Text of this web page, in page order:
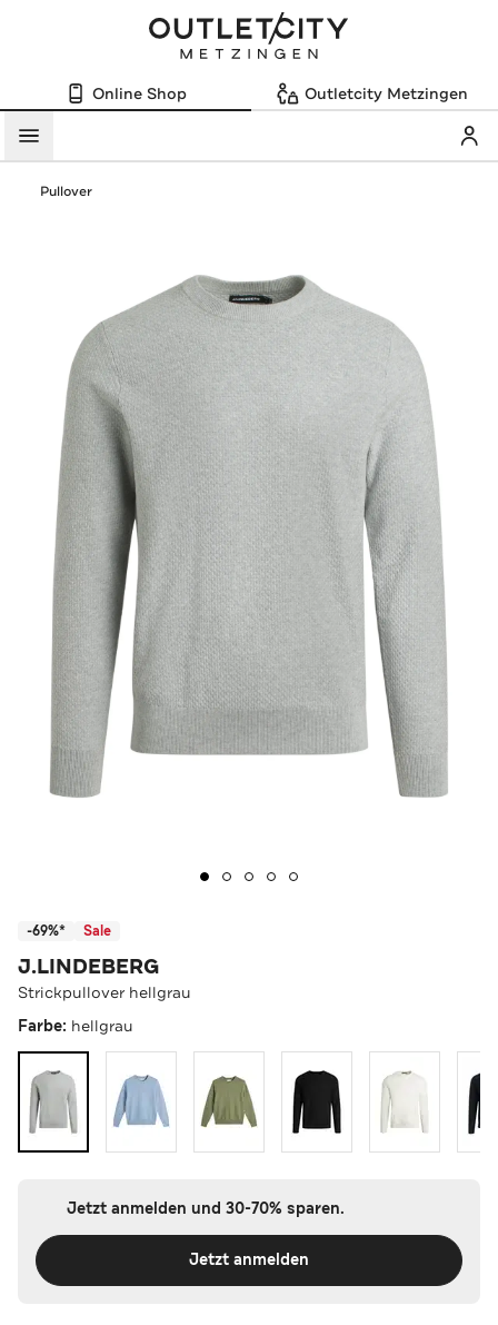
Online Shop Outletcity Metzingen
Menü
Pullover
-69%* Sale
J.LINDEBERG
Strickpullover hellgrau
Farbe: hellgrau
Jetzt anmelden und 30-70% sparen.
Jetzt anmelden